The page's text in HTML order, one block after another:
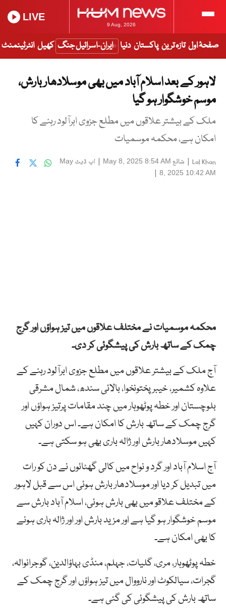
9 Aug, 2026
LIVE
صفحۂ اول تازہ ترین پاکستان دنیا ایران-اسرائیل جنگ کھیل انٹرٹینمنٹ
لاہور کے بعد اسلام آباد میں بھی موسلادھار بارش،
موسم خوشگوار ہو گیا
ملک کے بیشتر علاقوں میں مطلع جزوی ابرآلود رہنے کا
امکان ہے، محکمہ موسمیات
Lal Khan
| شائع May 8, 2025 8:54 AM
| اپ ڈیٹ May
8, 2025 10:42 AM
|
محکمہ موسمیات نے مختلف علاقوں میں تیز ہواؤں اور گرج
چمک کے ساتھ بارش کی پیشگوئی کر دی۔
آج ملک کے بیشتر علاقوں میں مطلع جزوی ابرآلود رہنے کے
علاوہ کشمیر، خیبرپختونخوا، بالائی سندھ، شمال مشرقی
بلوچستان اور خطہ پوٹھوہار میں چند مقامات پرتیز ہواؤں اور
گرج چمک کے ساتھ بارش کا امکان ہے۔ اس دوران کہیں
کہیں موسلادھار بارش اور ژالہ باری بھی ہو سکتی ہے۔
آج اسلام آباد اور گرد و نواح میں کالی گھٹائوں نے دن کو رات
میں تبدیل کر دیا اور موسلادھار بارش ہوئی اس سے قبل لاہور
کے مختلف علاقو میں بھی بارش ہوئی، اسلام آباد بارش سے
موسم خوشگوار ہو گیا ہے اور مزید بارش اور اور ژالہ باری ہونے
کا بھی امکان ہے۔
خطہ پوٹھوہار، مری، گلیات، جہلم، منڈی بہاؤالدین، گوجرانوالہ،
گجرات، سیالکوٹ اور نارووال میں تیز ہواؤں اور گرج چمک کے
ساتھ بارش کی پیشگوئی کی گئی ہے۔